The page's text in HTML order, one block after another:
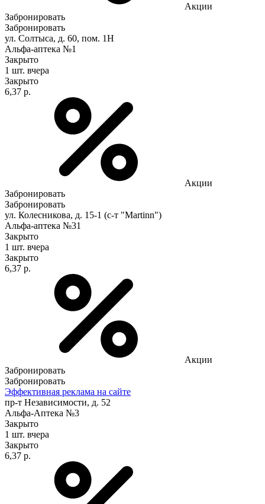
Акции
Забронировать
Забронировать
ул. Солтыса, д. 60, пом. 1Н
Альфа-аптека №1
Закрыто
1 шт. вчера
Закрыто
6,37 р.
Акции
Забронировать
Забронировать
ул. Колесникова, д. 15-1 (с-т "Мartinn")
Альфа-аптека №31
Закрыто
1 шт. вчера
Закрыто
6,37 р.
Акции
Забронировать
Забронировать
Эффективная реклама на сайте
пр-т Независимости, д. 52
Альфа-Аптека №3
Закрыто
1 шт. вчера
Закрыто
6,37 р.